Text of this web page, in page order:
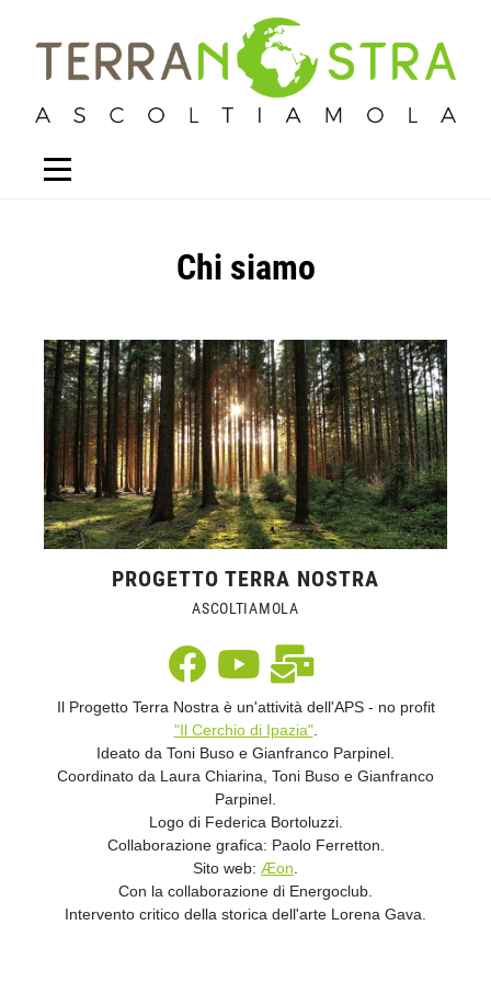
Chi siamo
PROGETTO TERRA NOSTRA
ASCOLTIAMOLA
Il Progetto Terra Nostra è un'attività dell'APS - no profit
"Il Cerchio di Ipazia".
Ideato da Toni Buso e Gianfranco Parpinel.
Coordinato da Laura Chiarina, Toni Buso e Gianfranco
Parpinel.
Logo di Federica Bortoluzzi.
Collaborazione grafica: Paolo Ferretton.
Sito web: Æon
Con la collaborazione di Energoclub.
Intervento critico della storica dell'arte Lorena Gava.